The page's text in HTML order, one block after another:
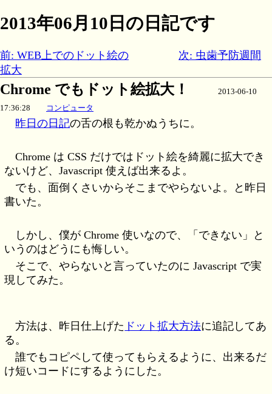
2013年06月10日の日記です
前: WEB上でのドット絵の
拡大
次: 虫歯予防週間
Chrome でもドット絵拡大！
2013-06-10
17:36:28
コンピュータ
昨日の日記の舌の根も乾かぬうちに。
Chrome は CSS だけではドット絵を綺麗に拡大でき
ないけど、Javascript 使えば出来るよ。
でも、面倒くさいからそこまでやらないよ。と昨日
書いた。
しかし、僕が Chrome 使いなので、「できない」と
いうのはどうにも悔しい。
そこで、やらないと言っていたのに Javascript で実
現してみた。
方法は、昨日仕上げた ドット拡大方法に追記してあ
る。
誰でもコピペして使ってもらえるように、出来るだ
け短いコードにするようにした。